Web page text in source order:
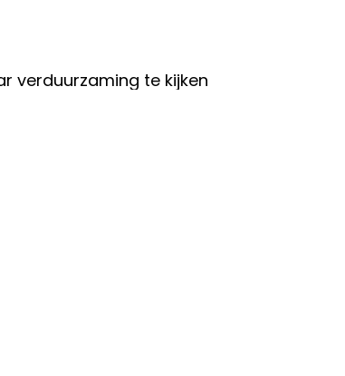
verduurzaming te kijken